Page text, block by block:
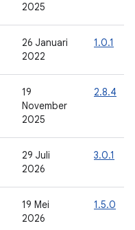
2025
26 Januari
2022
1.0.1
19
November
2025
2.8.4
29 Juli
2026
3.0.1
19 Mei
2026
1.5.0